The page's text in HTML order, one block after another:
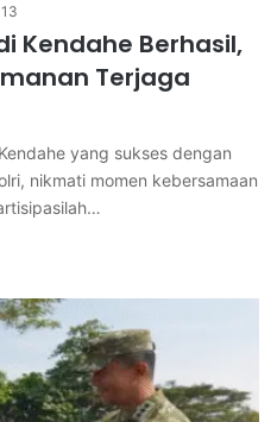
13
Kendahe Berhasil,
Terjaga
yang sukses dengan
nikmati momen kebersamaan